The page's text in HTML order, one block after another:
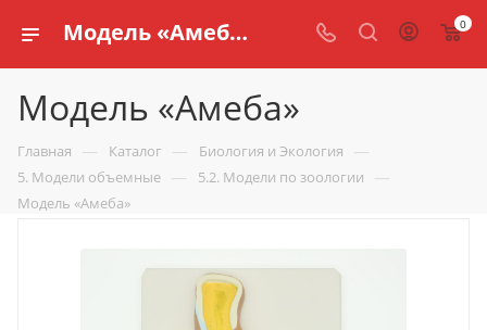
Модель «Амеба» купить по доступной цене в интернет магазине schools.ru 0
Модель «Амеба»
Главная — Каталог — Биология и Экология —
5. Модели объемные — 5.2. Модели по зоологии —
Модель «Амеба»